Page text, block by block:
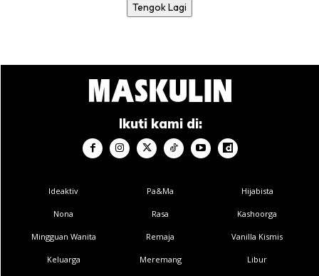
Tengok Lagi
Ikuti kami di:
Ideaktiv
Nona
Mingguan Wanita
Keluarga
Pa&Ma
Rasa
Remaja
Meremang
Hijabista
Kashoorga
Vanilla Kismis
Libur